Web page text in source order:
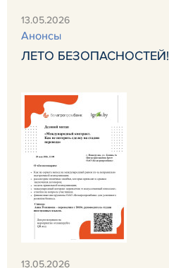
13.05.2026
Анонсы
ЛЕТО БЕЗОПАСНОСТЕЙ!
13.05.2026